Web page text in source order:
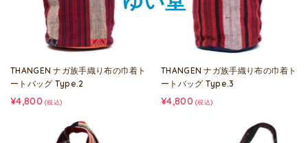
THANGEN ナガ族手織り布の巾着ト
ートバッグ Type.2
¥4,800 (税込)
THANGEN ナガ族手織り布の巾着ト
ートバッグ Type.3
¥4,800 (税込)